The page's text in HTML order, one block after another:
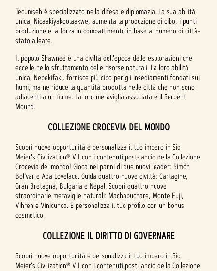
Tecumseh è specializzato nella difesa e diplomazia. La sua abilità
unica, Nicaakiyakoolaakwe, aumenta la produzione di cibo, i punti
produzione e la forza in combattimento in base al numero di città-
stato alleate.
Il popolo Shawnee è una civiltà dell'epoca delle esplorazioni che
eccelle nello sfruttamento delle risorse naturali. La loro abilità
unica, Nepekifaki, fornisce più cibo per gli insediamenti fondati sui
fiumi, ma ne riduce la quantità prodotta nelle città che non sono
adiacenti a un fiume. La loro meraviglia associata è il Serpent
Mound.
COLLEZIONE CROCEVIA DEL MONDO
Scopri nuove opportunità e personalizza il tuo impero in Sid
Meier's Civilization® VII con i contenuti post-lancio della Collezione
Crocevia del mondo! Gioca nei panni di due nuovi leader: Simón
Bolívar e Ada Lovelace. Guida quattro nuove civiltà: Cartagine,
Gran Bretagna, Bulgaria e Nepal. Scopri quattro nuove
straordinarie meraviglie naturali: Machapuchare, Monte Fuji,
Vihren e Vinicunca. E personalizza il tuo profilo con un bonus
cosmetico.
COLLEZIONE IL DIRITTO DI GOVERNARE
Scopri nuove opportunità e personalizza il tuo impero in Sid
Meier's Civilization® VII con i contenuti post-lancio della Collezione